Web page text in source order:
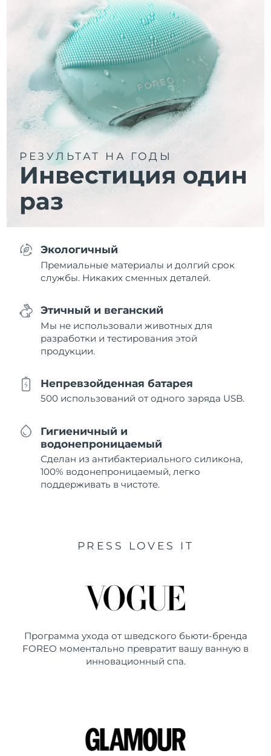
РЕЗУЛЬТАТ НА ГОДЫ
Инвестиция один
раз
Экологичный
Премиальные материалы и долгий срок
службы. Никаких сменных деталей.
Этичный и веганский
Мы не использовали животных для
разработки и тестирования этой
продукции.
Непревзойденная батарея
500 использований от одного заряда USB.
Гигиеничный и
водонепроницаемый
Сделан из антибактериального силикона,
100% водонепроницаемый, легко
поддерживать в чистоте.
PRESS LOVES IT
Программа ухода от шведского бьюти-бренда
FOREO моментально превратит вашу ванную в
инновационный спа.